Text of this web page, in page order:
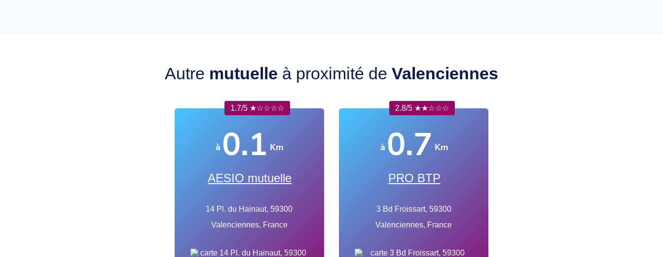
Autre mutuelle à proximité de Valenciennes
1.7/5 ★☆☆☆☆
à 0.1 Km
AESIO mutuelle
14 Pl. du Hainaut, 59300
Valenciennes, France
2.8/5 ★★☆☆☆
à 0.7 Km
PRO BTP
3 Bd Froissart, 59300
Valenciennes, France